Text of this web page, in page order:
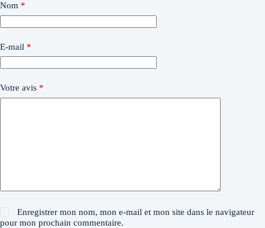
Nom *
E-mail *
Votre avis *
Enregistrer mon nom, mon e-mail et mon site dans le navigateur
pour mon prochain commentaire.